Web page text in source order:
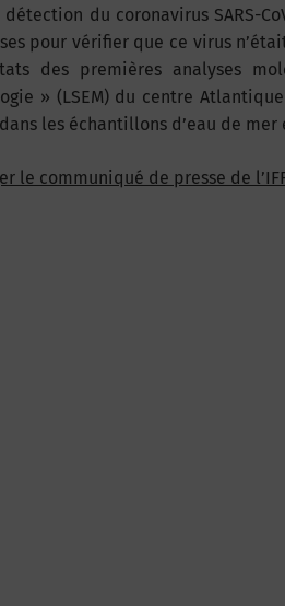
du coronavirus SARS-
pour vérifier que ce virus
des premières analyses
» (LSEM) du centre
les échantillons d’eau de mer
le communiqué de presse de